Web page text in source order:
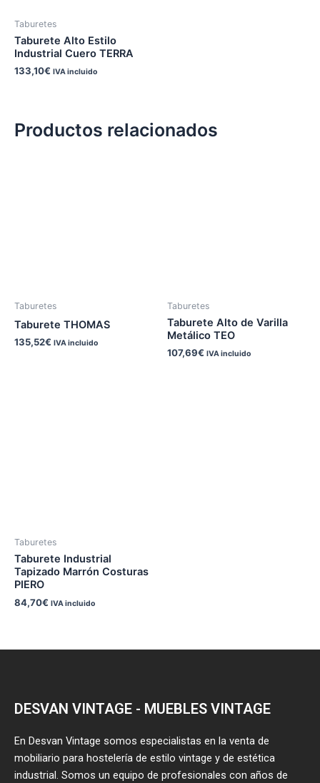
Taburetes
Taburete Alto Estilo
Industrial Cuero TERRA
133,10€ IVA incluido
Productos relacionados
Taburetes
Taburete THOMAS
135,52€ IVA incluido
Taburetes
Taburete Alto de Varilla
Metálico TEO
107,69€ IVA incluido
Taburetes
Taburete Industrial
Tapizado Marrón Costuras
PIERO
84,70€ IVA incluido
DESVAN VINTAGE - MUEBLES VINTAGE
En Desvan Vintage somos especialistas en la venta de
mobiliario para hostelería de estilo vintage y de estética
industrial. Somos un equipo de profesionales con años de